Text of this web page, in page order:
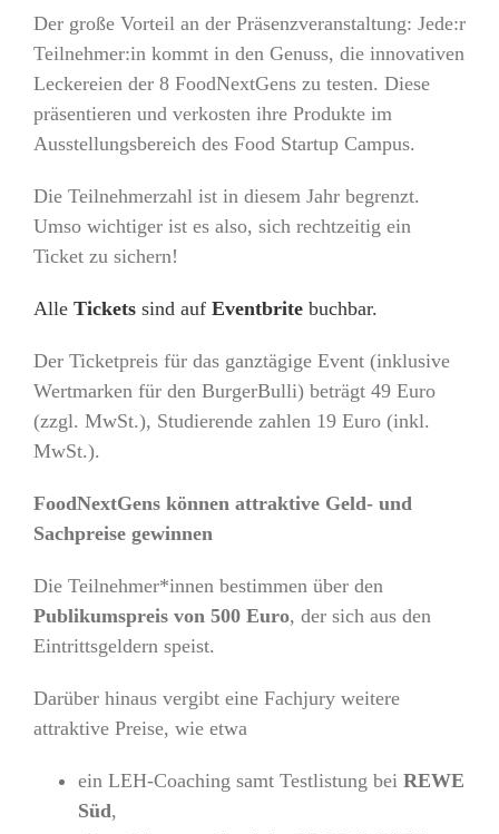
Der große Vorteil an der Präsenzveranstaltung: Jede:r
Teilnehmer:in kommt in den Genuss, die innovativen
Leckereien der 8 FoodNextGens zu testen. Diese
präsentieren und verkosten ihre Produkte im
Ausstellungsbereich des Food Startup Campus.
Die Teilnehmerzahl ist in diesem Jahr begrenzt.
Umso wichtiger ist es also, sich rechtzeitig ein
Ticket zu sichern!
Alle Tickets sind auf Eventbrite buchbar.
Der Ticketpreis für das ganztägige Event (inklusive
Wertmarken für den BurgerBulli) beträgt 49 Euro
(zzgl. MwSt.), Studierende zahlen 19 Euro (inkl.
MwSt.).
FoodNextGens können attraktive Geld- und
Sachpreise gewinnen
Die Teilnehmer*innen bestimmen über den
Publikumspreis von 500 Euro, der sich aus den
Eintrittsgeldern speist.
Darüber hinaus vergibt eine Fachjury weitere
attraktive Preise, wie etwa
ein LEH-Coaching samt Testlistung bei REWE
Süd,